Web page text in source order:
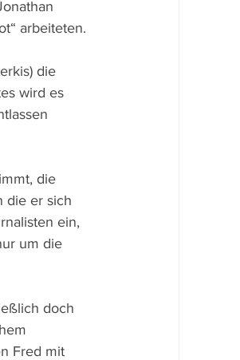
arbeiteten.
die
wird es
die
die er sich
ein,
um die
doch
Fred mit